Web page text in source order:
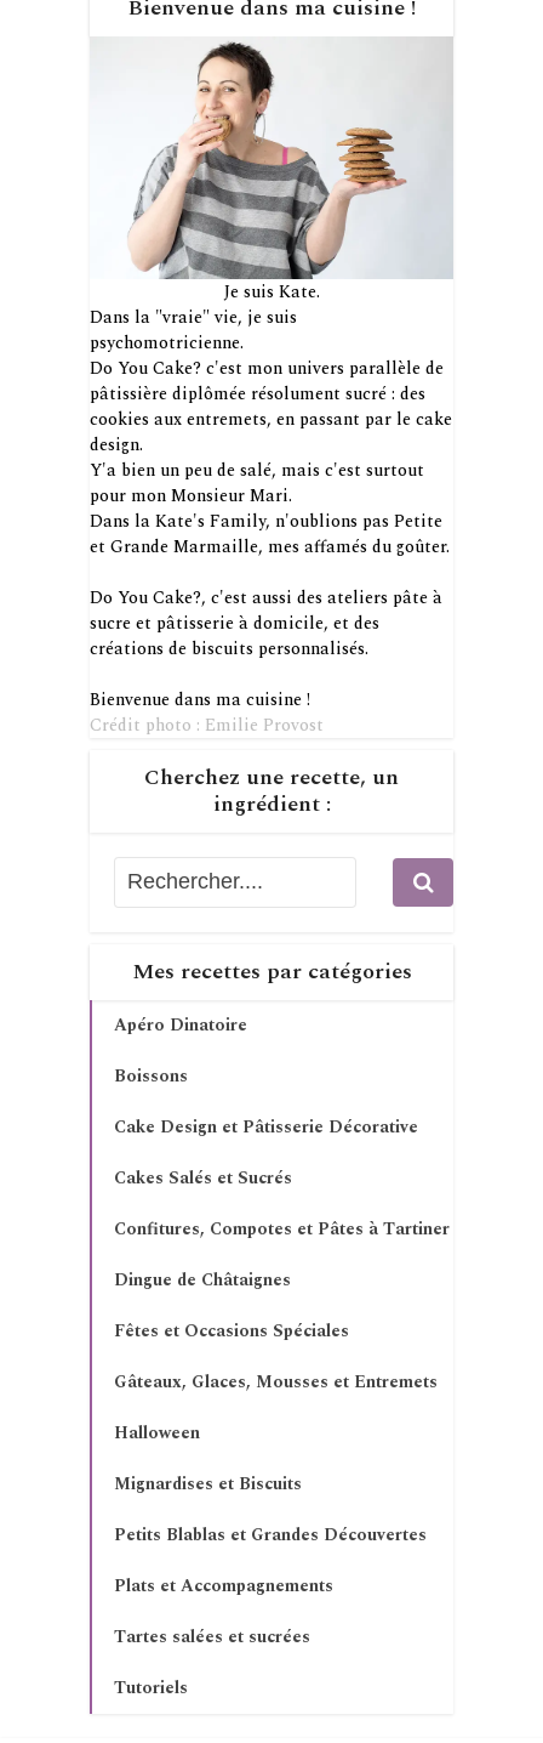
Bienvenue dans ma cuisine !
Je suis Kate.
Dans la "vraie" vie, je suis
psychomotricienne.
Do You Cake? c'est mon univers parallèle de
pâtissière diplômée résolument sucré : des
cookies aux entremets, en passant par le cake
design.
Y'a bien un peu de salé, mais c'est surtout
pour mon Monsieur Mari.
Dans la Kate's Family, n'oublions pas Petite
et Grande Marmaille, mes affamés du goûter.
Do You Cake?, c'est aussi des ateliers pâte à
sucre et pâtisserie à domicile, et des
créations de biscuits personnalisés.
Bienvenue dans ma cuisine !
Crédit photo : Emilie Provost
Cherchez une recette, un
ingrédient :
Mes recettes par catégories
Apéro Dinatoire
Boissons
Cake Design et Pâtisserie Décorative
Cakes Salés et Sucrés
Confitures, Compotes et Pâtes à Tartiner
Dingue de Châtaignes
Fêtes et Occasions Spéciales
Gâteaux, Glaces, Mousses et Entremets
Halloween
Mignardises et Biscuits
Petits Blablas et Grandes Découvertes
Plats et Accompagnements
Tartes salées et sucrées
Tutoriels